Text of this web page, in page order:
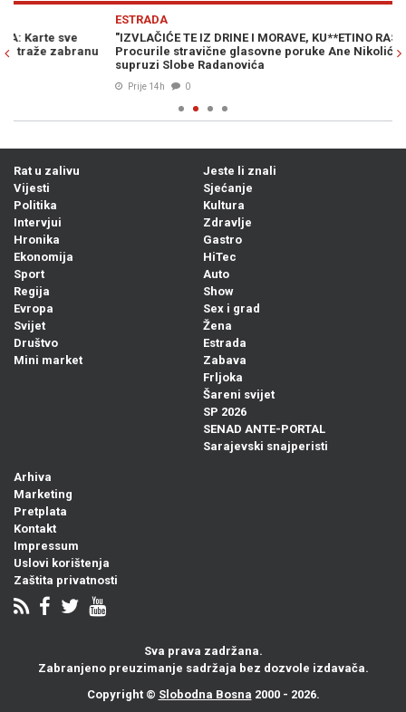
"IZVLAČIĆE TE IZ DRINE I MORAVE, KU**ETINO RASPALA!":
Procurile stravične glasovne poruke Ane Nikolić u kojima prijeti
supruzi Slobe Radanovića
Rat u zalivu
Vijesti
Politika
Intervjui
Hronika
Ekonomija
Sport
Regija
Evropa
Svijet
Društvo
Mini market
Jeste li znali
Sjećanje
Kultura
Zdravlje
Gastro
HiTec
Auto
Show
Sex i grad
Žena
Estrada
Zabava
Frljoka
Šareni svijet
SP 2026
SENAD ANTE-PORTAL
Sarajevski snajperisti
Arhiva
Marketing
Pretplata
Kontakt
Impressum
Uslovi korištenja
Zaštita privatnosti
Sva prava zadržana.
Zabranjeno preuzimanje sadržaja bez dozvole izdavača.
Copyright © Slobodna Bosna 2000 - 2026.